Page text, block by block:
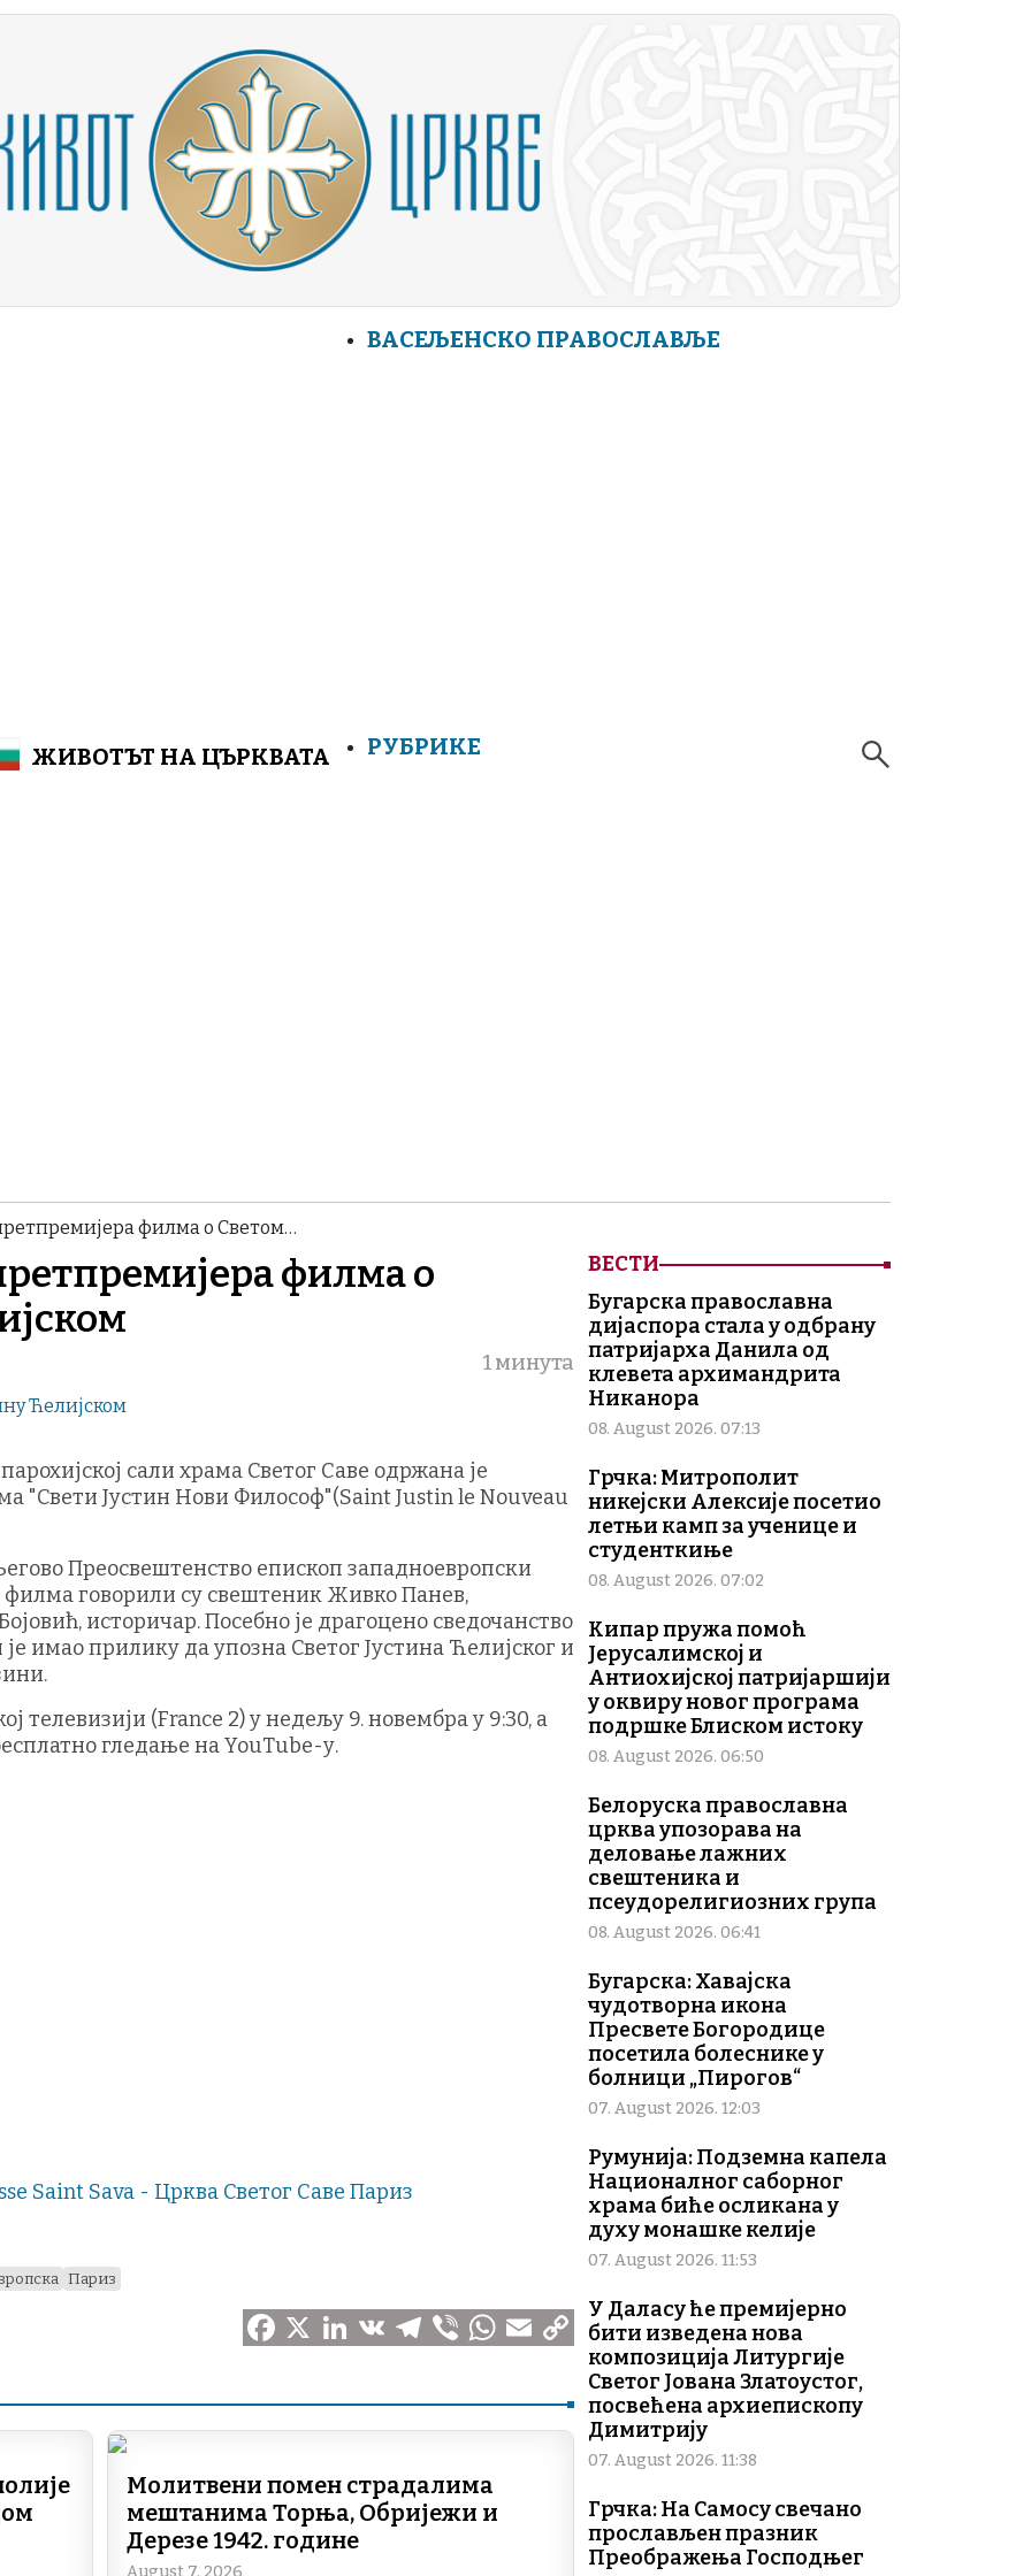
ЖИВОТЪТ НА ЦЪРКВАТА
ВАСЕЉЕНСКО ПРАВОСЛАВЉЕ
РУБРИКЕ
филма о Светом…
филма о
1 минута
сали храма Светог Саве одржана је
"Свети Јустин Нови Философ"(Saint Justin le Nouveau
Преосвештенство епископ западноевропски
говорили су свештеник Живко Панев,
историчар. Посебно је драгоцено сведочанство
имао прилику да упозна Светог Јустина Ћелијског и
телевизији (France 2) у недељу 9. новембра у 9:30, а
гледање на YouTube-у.
Saint Sava - Црква Светог Саве Париз
Париз
a
c
b
o
i
n
e
d
K
e
l
g
i
b
r
h
a
s
m
a
o
p
Молитвени помен страдалима
мештанима Торња, Обријежи и
Дерезе 1942. године
August 7, 2026
ВЕСТИ
Бугарска православна
дијаспора стала у одбрану
патријарха Данила од
клевета архимандрита
Никанора
08. August 2026. 07:13
Грчка: Митрополит
никејски Алексије посетио
летњи камп за ученице и
студенткиње
08. August 2026. 07:02
Кипар пружа помоћ
Јерусалимској и
Антиохијској патријаршији
у оквиру новог програма
подршке Блиском истоку
08. August 2026. 06:50
Белоруска православна
црква упозорава на
деловање лажних
свештеника и
псеудорелигиозних група
08. August 2026. 06:41
Бугарска: Хавајска
чудотворна икона
Пресвете Богородице
посетила болеснике у
болници „Пирогов“
07. August 2026. 12:03
Румунија: Подземна капела
Националног саборног
храма биће осликана у
духу монашке келије
07. August 2026. 11:53
У Даласу ће премијерно
бити изведена нова
композиција Литургије
Светог Јована Златоустог,
посвећена архиепископу
Димитрију
07. August 2026. 11:38
Грчка: На Самосу свечано
прослављен празник
Преображења Господњег